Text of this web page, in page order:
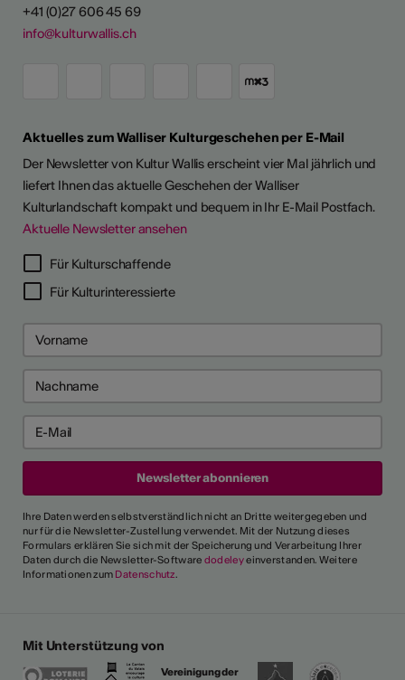
+41 (0)27 606 45 69
info@kulturwallis.ch
Aktuelles zum Walliser Kulturgeschehen per E-Mail
Der Newsletter von Kultur Wallis erscheint vier Mal jährlich und
liefert Ihnen das aktuelle Geschehen der Walliser
Kulturlandschaft kompakt und bequem in Ihr E-Mail Postfach.
Aktuelle Newsletter ansehen
Für Kulturschaffende
Für Kulturinteressierte
Ihre Daten werden selbstverständlich nicht an Dritte weitergegeben und
nur für die Newsletter-Zustellung verwendet. Mit der Nutzung dieses
Formulars erklären Sie sich mit der Speicherung und Verarbeitung Ihrer
Daten durch die Newsletter-Software dodeleyeinverstanden. Weitere
Informationen zum Datenschutz.
Mit Unterstützung von
Vereinigung der